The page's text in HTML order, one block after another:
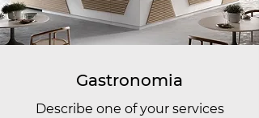
Gastronomia
Describe one of your services